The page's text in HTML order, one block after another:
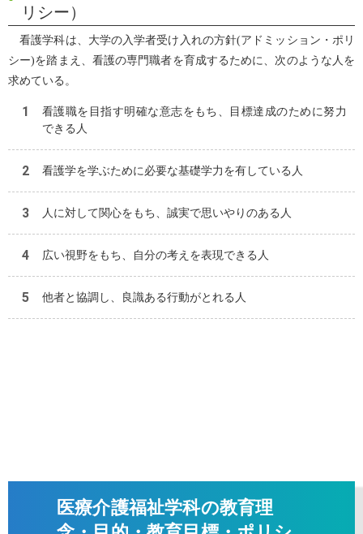
リシー）
看護学科は、大学の入学者受け入れの方針(アドミッション・ポリ
シー)を踏まえ、看護の専門職者を育成するために、次のような人を
求めている。
看護職を目指す明確な意志をもち、目標達成のために努力
できる人
看護学を学ぶために必要な基礎学力を有している人
人に対して関心をもち、誠実で思いやりのある人
広い視野をもち、自分の考えを表現できる人
他者と協調し、良識ある行動がとれる人
医療介護福祉学科の教育理